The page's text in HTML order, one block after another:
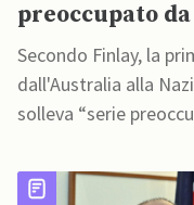
preoccupato
deportazioni a
Secondo Finlay, la
dall'Australia alla
solleva “serie